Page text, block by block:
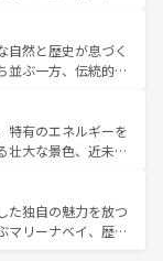
力を心ゆくまで味
の韓国情報はコンテンツ一
の古い町並みやホ
も、独特の雰囲気を
豊かさとおいしさで
ーヒーなどは、ぜ
てもあたたかい人々
忘れられない旅にな
自然と歴史が息づく
並ぶ一方、伝統的な
マイなどの山岳地
ットやクラビの美し
ができる。タイ料理
にも異なる楽しみ
々、仏教を中心とし
れる旅人を魅了し続
特有のエネルギーを
壮大な景色、近未来
スポットが密集し
も魅力。息をのむよ
を存分に楽しみ尽く
た独自の魅力を放つ
マリーナベイ、歴史